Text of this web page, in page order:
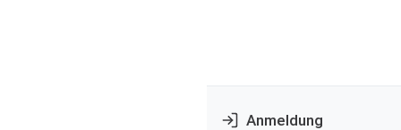
Anmeldung